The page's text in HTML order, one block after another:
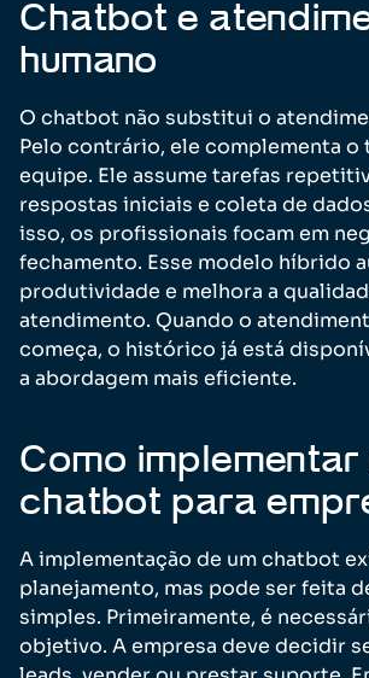
Chatbot e
humano
O chatbot não substitui o
Pelo contrário, ele complementa o
equipe. Ele assume tarefas
respostas iniciais e coleta de
isso, os profissionais focam em
fechamento. Esse modelo híbrido
produtividade e melhora a
atendimento. Quando o
começa, o histórico já está
a abordagem mais eficiente.
Como implementar
chatbot para
A implementação de um chatbot
planejamento, mas pode ser feita
simples. Primeiramente, é
objetivo. A empresa deve decidir